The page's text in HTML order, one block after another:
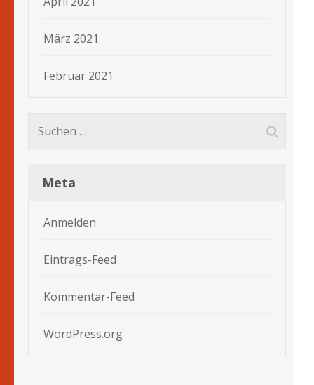
März 2021
Februar 2021
Suchen
Meta
Anmelden
Eintrags-Feed
Kommentar-Feed
WordPress.org